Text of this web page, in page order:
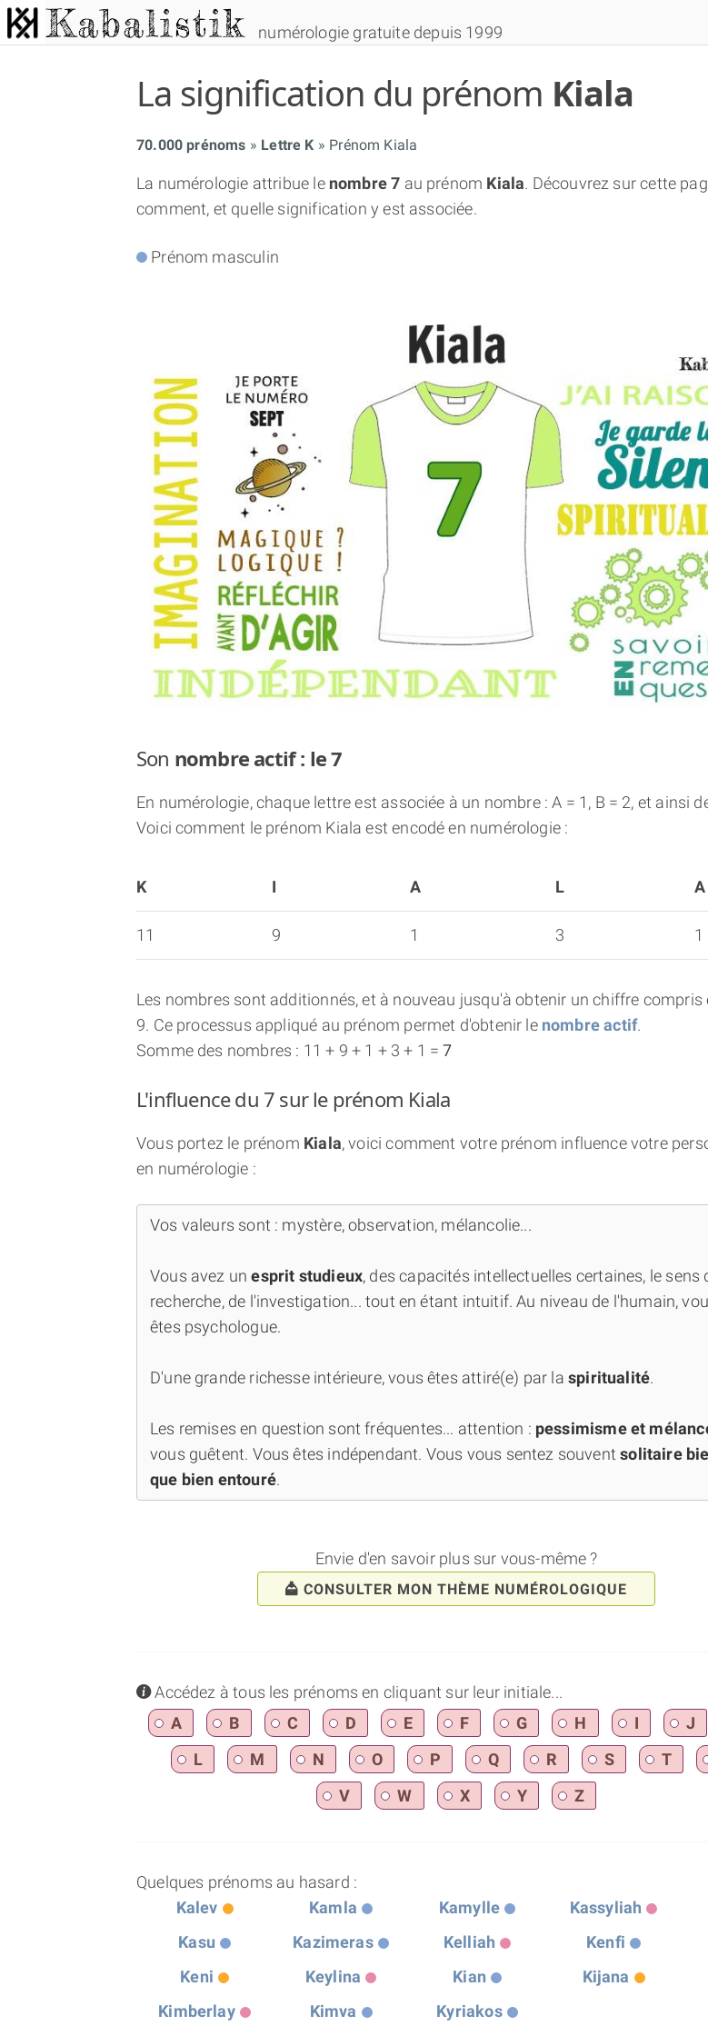
numérologie gratuite depuis 1999
La signification du prénom Kiala
70.000 prénoms Lettre K Prénom Kiala
La numérologie attribue le nombre 7 au prénom Kiala. Découvrez sur cette
comment, et quelle signification y est associée.
Prénom masculin
Son nombre actif : le 7
En numérologie, chaque lettre est associée à un nombre : A = 1, B = 2, et ainsi
Voici comment le prénom Kiala est encodé en numérologie :
K I A L A
11 9 1 3 1
Les nombres sont additionnés, et à nouveau jusqu'à obtenir un chiffre compris
9. Ce processus appliqué au prénom permet d'obtenir le nombre actif.
Somme des nombres : 11 + 9 + 1 + 3 + 1 =7
L'influence du 7 sur le prénom Kiala
Vous portez le prénom Kiala, voici comment votre prénom influence votre
en numérologie :
Vos valeurs sont : mystère, observation, mélancolie...
Vous avez unesprit studieux, des capacités intellectuelles certaines, le sens
recherche, de l'investigation... tout en étant intuitif. Au niveau de l'humain,
êtes psychologue.
D'une grande richesse intérieure, vous êtes attiré(e) par laspiritualité.
Les remises en question sont fréquentes... attention : pessimisme et
vous guêtent. Vous êtes indépendant. Vous vous sentez souventsolitaire
que bien entouré.
Envie d'en savoir plus sur vous-même ?
CONSULTER MON THÈME NUMÉROLOGIQUE
infoAccédez à tous les prénoms en cliquant sur leur initiale...
A
B C D E F G H I J
L
M N O P Q R S T
V
W X Y Z
Quelques prénoms au hasard :
Kalev
Kamla Kamylle
Kassyliah
Kasu
Kazimeras Kelliah
Kenfi
Keni
Keylina Kian
Kijana
Kimberlay
Kimva Kyriakos
THÈME GRATUIT
NUMÉROSCOPE
THÈME « DOUBLE JE
APPRENDRE LA
EXPLORER LA
70.000 PRÉNOMS
(À PROPOS)